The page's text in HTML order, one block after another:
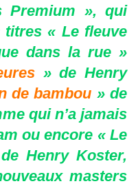
Premium », qui
titres « Le fleuve
dans la rue »
» de Henry
de bambou » de
qui n’a jamais
ou encore « Le
Henry Koster,
masters